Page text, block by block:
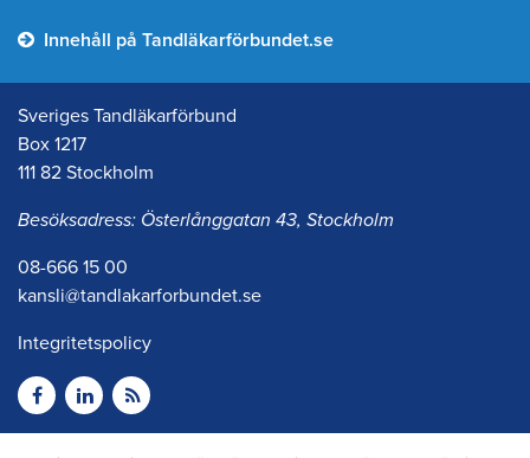
Innehåll på Tandläkarförbundet.se
Sveriges Tandläkarförbund
Box 1217
111 82 Stockholm
Besöksadress: Österlånggatan 43, Stockholm
08-666 15 00
kansli@tandlakarforbundet.se
Integritetspolicy